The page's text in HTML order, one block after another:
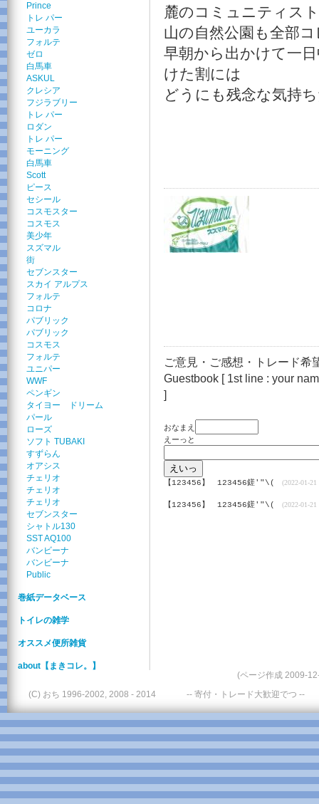
Prince
トレ パー
ユーカラ
フォルテ
ゼロ
白馬車
ASKUL
クレシア
フジラブリー
トレ パー
ロダン
トレ パー
モーニング
白馬車
Scott
ピース
セシール
コスモスター
コスモス
美少年
スズマル
街
セブンスター
スカイ アルプス
フォルテ
コロナ
パブリック
パブリック
コスモス
フォルテ
ユニパー
WWF
ペンギン
タイヨー ドリーム
パール
ローズ
ソフト TUBAKI
すずらん
オアシス
チェリオ
チェリオ
チェリオ
セブンスター
シャトル130
SST AQ100
バンビーナ
バンビーナ
Public
巻紙データベース
トイレの雑学
オススメ便所雑貨
about【まきコレ。】
麓のコミュニティス
山の自然公園も全部
早朝から出かけて一
けた割には
どうにも残念な気持
ご意見・ご感想・トレード
Guestbook [ 1st line : your
]
おなまえ
えーっと
【123456】 123456鎈'"\( (2022-01-21
【123456】 123456鎈'"\( (2022-01-21
(ページ作成 2009-
(C) おち 1996-2002, 2008 - 2014
-- 寄付・トレード大歓迎でつ --